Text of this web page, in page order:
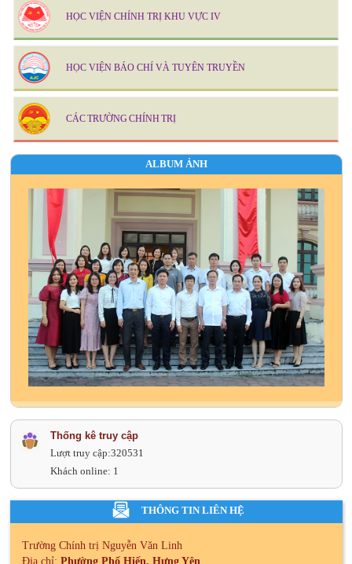
HỌC VIỆN CHÍNH TRỊ KHU VỰC IV
HỌC VIỆN BÁO CHÍ VÀ TUYÊN TRUYỀN
CÁC TRƯỜNG CHÍNH TRỊ
ALBUM ẢNH
Thống kê truy cập
Lượt truy cập:320531
Khách online: 1
THÔNG TIN LIÊN HỆ
Trường Chính trị Nguyễn Văn Linh
Địa chỉ: Phường Phố Hiến, Hưng Yên